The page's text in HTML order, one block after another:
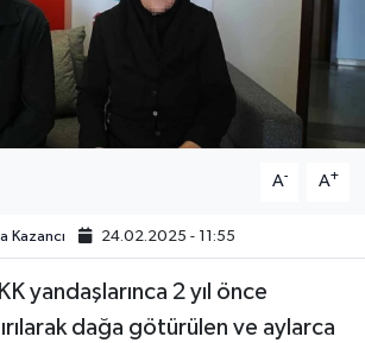
A- A+
Kazancı 24.02.2025 - 11:55
yandaşlarınca 2 yıl önce
dağa götürülen ve aylarca